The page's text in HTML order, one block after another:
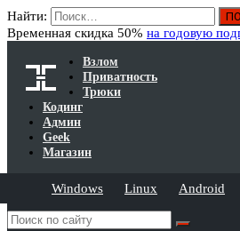
Найти:
Временная скидка 50% на годовую
Взлом
Приватность
Трюки
Кодинг
Админ
Geek
Магазин
Windows Linux Android